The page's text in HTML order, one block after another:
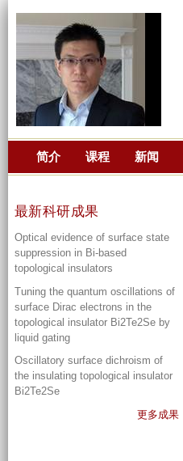
简介 课程 新闻
最新科研成果
Optical evidence of surface state
suppression in Bi-based
topological insulators
Tuning the quantum oscillations of
surface Dirac electrons in the
topological insulator Bi2Te2Se by
liquid gating
Oscillatory surface dichroism of
the insulating topological insulator
Bi2Te2Se
更多成果